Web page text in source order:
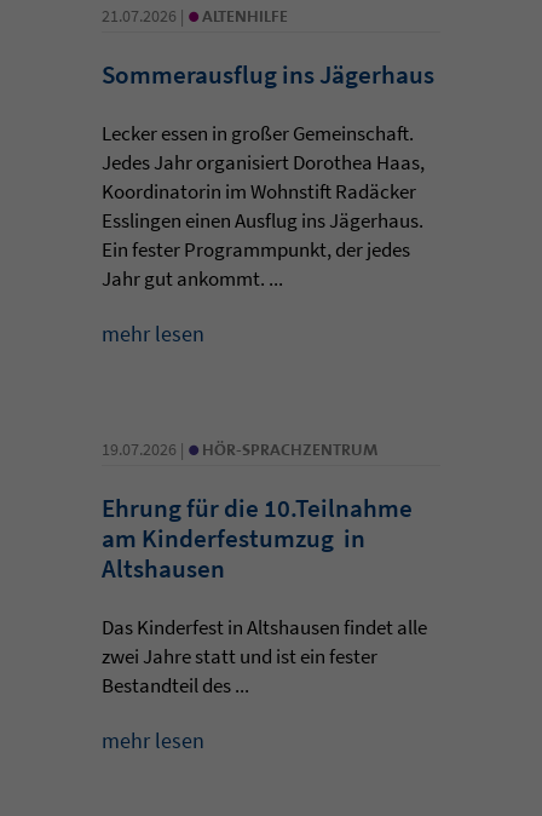
21.07.2026 | • ALTENHILFE
Sommerausflug ins Jägerhaus
Lecker essen in großer Gemeinschaft.
Jedes Jahr organisiert Dorothea Haas,
Koordinatorin im Wohnstift Radäcker
Esslingen einen Ausflug ins Jägerhaus.
Ein fester Programmpunkt, der jedes
Jahr gut ankommt. ...
mehr lesen
19.07.2026 | • HÖR-SPRACHZENTRUM
Ehrung für die 10.Teilnahme
am Kinderfestumzug in
Altshausen
Das Kinderfest in Altshausen findet alle
zwei Jahre statt und ist ein fester
Bestandteil des ...
mehr lesen